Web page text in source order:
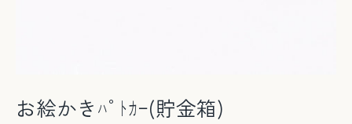
お絵かきﾊﾟﾄｶｰ(貯金箱)